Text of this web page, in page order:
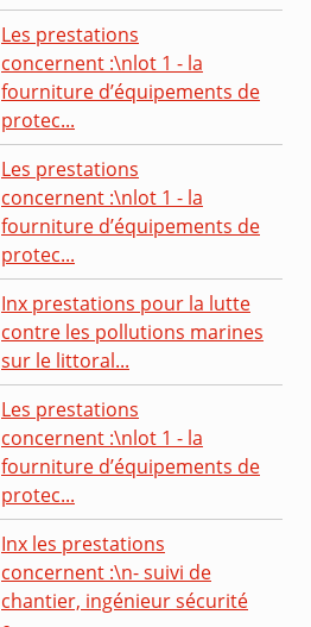
Les prestations
concernent :\nlot 1 - la
fourniture d’équipements de
protec...
Les prestations
concernent :\nlot 1 - la
fourniture d’équipements de
protec...
Inx prestations pour la lutte
contre les pollutions marines
sur le littoral...
Les prestations
concernent :\nlot 1 - la
fourniture d’équipements de
protec...
Inx les prestations
concernent :\n- suivi de
chantier, ingénieur sécurité